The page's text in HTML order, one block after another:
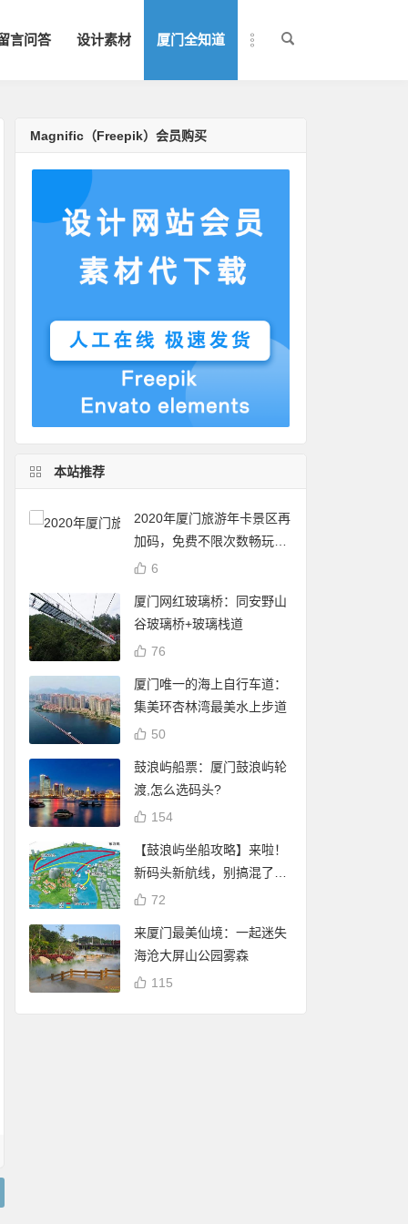
言问答 设计素材 厦门全知道
Magnific（Freepik）会员购买
本站推荐
2020年厦门旅游年卡景区再
加码，免费不限次数畅玩24
个景点
6
厦门网红玻璃桥：同安野山
谷玻璃桥+玻璃栈道
76
厦门唯一的海上自行车道：
集美环杏林湾最美水上步道
50
鼓浪屿船票：厦门鼓浪屿轮
渡,怎么选码头?
154
【鼓浪屿坐船攻略】来啦！
新码头新航线，别搞混了
哦！72
来厦门最美仙境：一起迷失
海沧大屏山公园雾森
115